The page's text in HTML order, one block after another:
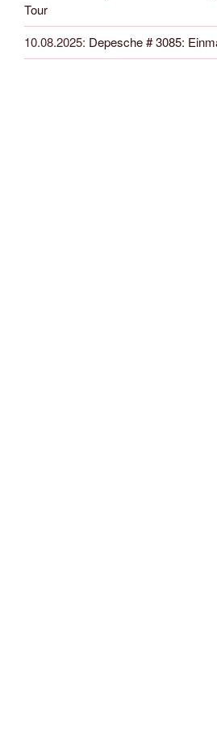
Tour
10.08.2025: Depesche # 3085: